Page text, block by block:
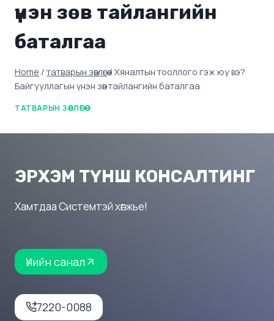
үнэн зөв тайлангийн
баталгаа
Home / татварын зөвлөгөө/ Хяналтын тооллого гэж юу вэ?
Байгууллагын үнэн зөв тайлангийн баталгаа
ТАТВАРЫН ЗӨВЛӨГӨӨ
ЭРХЭМ ТҮНШ КОНСАЛТИНГ
Хамтдаа Системтэй хөгжье!
Үнийн санал
7220-0088